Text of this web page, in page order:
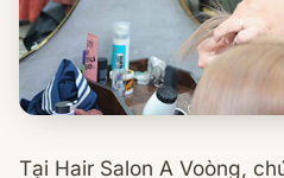
Tại Hair Salon A Voòng,